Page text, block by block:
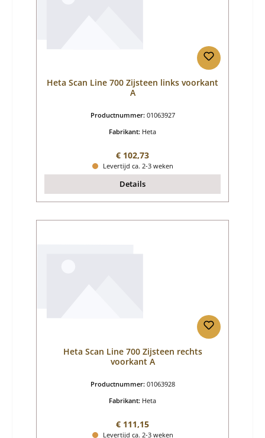
Heta Scan Line 700 Zijsteen links voorkant
A
Productnummer: 01063927
Fabrikant: Heta
Normale prijs:
€ 102,73
Levertijd ca. 2-3 weken
Details
Heta Scan Line 700 Zijsteen rechts
voorkant A
Productnummer: 01063928
Fabrikant: Heta
Normale prijs:
€ 111,15
Levertijd ca. 2-3 weken